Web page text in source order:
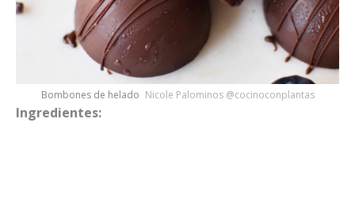
Bombones de helado Nicole Palominos @cocinoconplantas
Ingredientes: